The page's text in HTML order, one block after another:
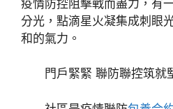
疫情防控阻擊戰而盡力，有
分光，點滴星火凝集成刺眼
和的氣力。
門戶緊緊 聯防聯控筑就